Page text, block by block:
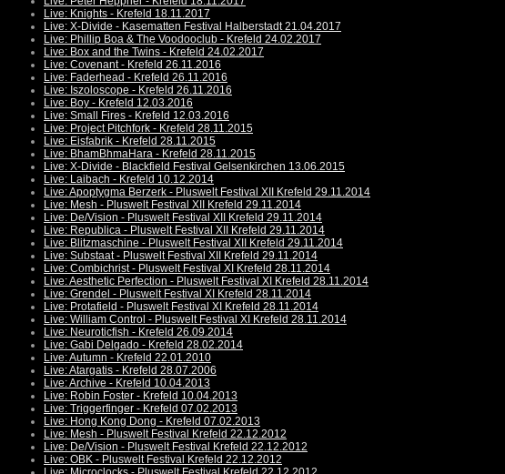
Live: Knights - Krefeld 18.11.2017
Live: X-Divide - Kasematten Festival Halberstadt 21.04.2017
Live: Phillip Boa & The Voodooclub - Krefeld 24.02.2017
Live: Box and the Twins - Krefeld 24.02.2017
Live: Covenant - Krefeld 26.11.2016
Live: Faderhead - Krefeld 26.11.2016
Live: Iszoloscope - Krefeld 26.11.2016
Live: Boy - Krefeld 12.03.2016
Live: Small Fires - Krefeld 12.03.2016
Live: Project Pitchfork - Krefeld 28.11.2015
Live: Eisfabrik - Krefeld 28.11.2015
Live: BhamBhmaHara - Krefeld 28.11.2015
Live: X-Divide - Blackfield Festival Gelsenkirchen 13.06.2015
Live: Laibach - Krefeld 10.12.2014
Live: Apoptygma Berzerk - Pluswelt Festival XII Krefeld 29.11.2014
Live: Mesh - Pluswelt Festival XII Krefeld 29.11.2014
Live: De/Vision - Pluswelt Festival XII Krefeld 29.11.2014
Live: Republica - Pluswelt Festival XII Krefeld 29.11.2014
Live: Blitzmaschine - Pluswelt Festival XII Krefeld 29.11.2014
Live: Substaat - Pluswelt Festival XII Krefeld 29.11.2014
Live: Combichrist - Pluswelt Festival XI Krefeld 28.11.2014
Live: Aesthetic Perfection - Pluswelt Festival XI Krefeld 28.11.2014
Live: Grendel - Pluswelt Festival XI Krefeld 28.11.2014
Live: Protafield - Pluswelt Festival XI Krefeld 28.11.2014
Live: William Control - Pluswelt Festival XI Krefeld 28.11.2014
Live: Neuroticfish - Krefeld 26.09.2014
Live: Gabi Delgado - Krefeld 28.02.2014
Live: Autumn - Krefeld 22.01.2010
Live: Atargatis - Krefeld 28.07.2006
Live: Archive - Krefeld 10.04.2013
Live: Robin Foster - Krefeld 10.04.2013
Live: Triggerfinger - Krefeld 07.02.2013
Live: Hong Kong Dong - Krefeld 07.02.2013
Live: Mesh - Pluswelt Festival Krefeld 22.12.2012
Live: De/Vision - Pluswelt Festival Krefeld 22.12.2012
Live: OBK - Pluswelt Festival Krefeld 22.12.2012